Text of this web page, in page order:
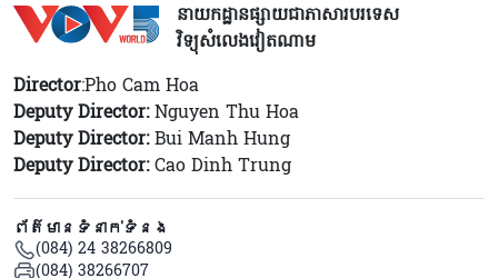
នាយកដ្ឋានផ្សាយជាភាសារបរទេស
វិទ្យុសំលេងវៀតណាម
Director:Pho Cam Hoa
Deputy Director:Nguyen Thu Hoa
Deputy Director:Bui Manh Hung
Deputy Director:Cao Dinh Trung
ព័ត៌មានទំនាក់ទំនង
(084) 24 38266809
(084) 38266707